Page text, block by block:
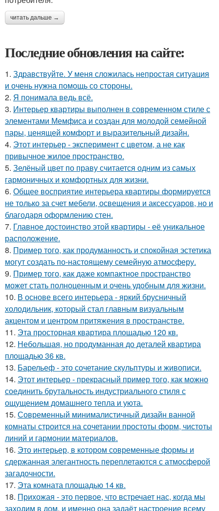
читать дальше →
Последние обновления на сайте:
1. Здравствуйте. У меня сложилась непростая ситуация
и очень нужна помощь со стороны.
2. Я понимала ведь всё.
3. Интерьер квартиры выполнен в современном стиле с
элементами Мемфиса и создан для молодой семейной
пары, ценящей комфорт и выразительный дизайн.
4. Этот интерьер - эксперимент с цветом, а не как
привычное жилое пространство.
5. Зелёный цвет по праву считается одним из самых
гармоничных и комфортных для жизни.
6. Общее восприятие интерьера квартиры формируется
не только за счет мебели, освещения и аксессуаров, но и
благодаря оформлению стен.
7. Главное достоинство этой квартиры - её уникальное
расположение.
8. Пример того, как продуманность и спокойная эстетика
могут создать по-настоящему семейную атмосферу.
9. Пример того, как даже компактное пространство
может стать полноценным и очень удобным для жизни.
10. В основе всего интерьера - яркий брусничный
холодильник, который стал главным визуальным
акцентом и центром притяжения в пространстве.
11. Эта просторная квартира площадью 120 кв.
12. Небольшая, но продуманная до деталей квартира
площадью 36 кв.
13. Барельеф - это сочетание скульптуры и живописи.
14. Этот интерьер - прекрасный пример того, как можно
соединить брутальность индустриального стиля с
ощущением домашнего тепла и уюта.
15. Современный минималистичный дизайн ванной
комнаты строится на сочетании простоты форм, чистоты
линий и гармонии материалов.
16. Это интерьер, в котором современные формы и
сдержанная элегантность переплетаются с атмосферой
загадочности.
17. Эта комната площадью 14 кв.
18. Прихожая - это первое, что встречает нас, когда мы
заходим в дом, и именно она задаёт настроение всему